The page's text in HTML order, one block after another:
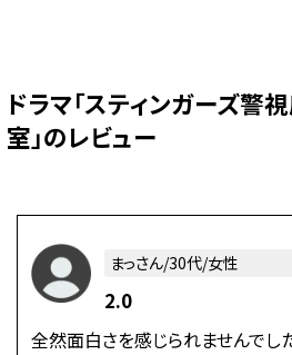
ドラマ「スティンガーズ警
室」のレビュー
まっさん/30代/女性
2.0
全然面白さを感じられませんでし